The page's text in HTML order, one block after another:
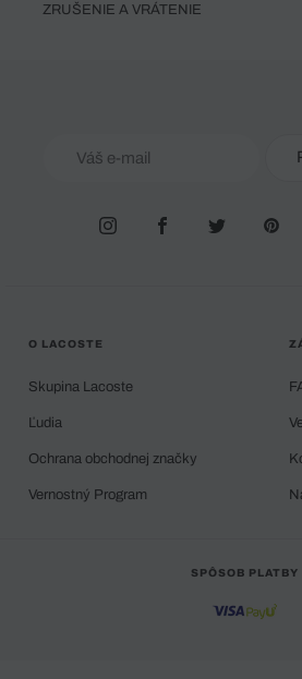
ZRUŠENIE A VRÁTENIE
O LACOSTE
Skupina Lacoste
Ľudia
Ochrana obchodnej značky
Vernostný Program
SPÔSOB PLATBY